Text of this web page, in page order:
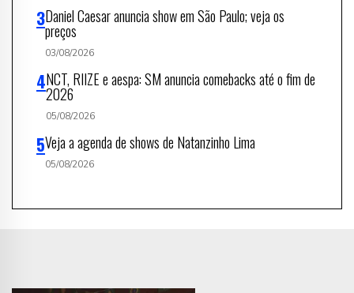
Daniel Caesar anuncia show em São Paulo; veja os
preços
03/08/2026
NCT, RIIZE e aespa: SM anuncia comebacks até o fim de
2026
05/08/2026
Veja a agenda de shows de Natanzinho Lima
05/08/2026